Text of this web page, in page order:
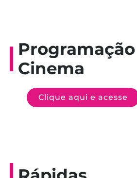
Programação
Cinema
Clique aqui e acesse